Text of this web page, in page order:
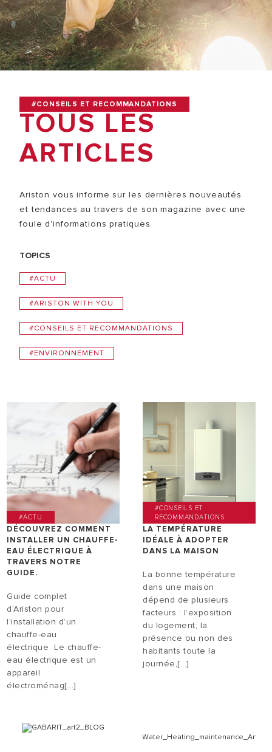
#CONSEILS ET RECOMMANDATIONS
TOUS LES
ARTICLES
Ariston vous informe sur les dernières nouveautés
et tendances au travers de son magazine avec une
foule d'informations pratiques.
TOPICS
#ACTU
#ARISTON WITH YOU
#CONSEILS ET RECOMMANDATIONS
#ENVIRONNEMENT
#ACTU
DÉCOUVREZ COMMENT
INSTALLER UN CHAUFFE-
EAU ÉLECTRIQUE À
TRAVERS NOTRE
GUIDE.
Guide complet
d’Ariston pour
l’installation d’un
chauffe-eau
électrique Le chauffe-
eau électrique est un
appareil
électroménag[...]
#CONSEILS ET
RECOMMANDATIONS
LA TEMPÉRATURE
IDÉALE À ADOPTER
DANS LA MAISON
La bonne température
dans une maison
dépend de plusieurs
facteurs : l’exposition
du logement, la
présence ou non des
habitants toute la
journée,[...]